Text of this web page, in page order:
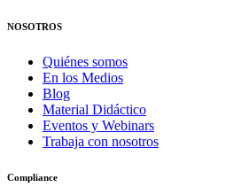
NOSOTROS
Quiénes somos
En los Medios
Blog
Material Didáctico
Eventos y Webinars
Trabaja con nosotros
Compliance